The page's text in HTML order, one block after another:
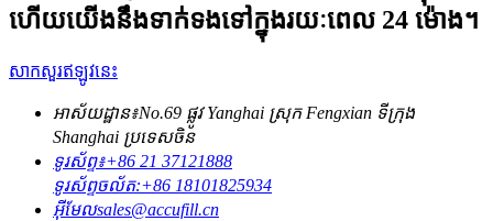
ហើយយើងនឹងទាក់ទងទៅក្នុងរយៈពេល 24 ម៉ោង។
សាកសួរឥឡូវនេះ
អាស័យដ្ឋាន៖No.69 ផ្លូវ Yanghai ស្រុក Fengxian ទីក្រុង
Shanghai ប្រទេសចិន
ទូរស័ព្ទ៖+86 21 37121888
ទូរស័ព្ទចល័ត:+86 18101825934
អ៊ីមែលsales@accufill.cn